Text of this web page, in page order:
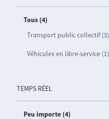
Tous (4)
Transport public collectif (3)
Véhicules en libre-service (1)
TEMPS RÉEL
Peu importe (4)